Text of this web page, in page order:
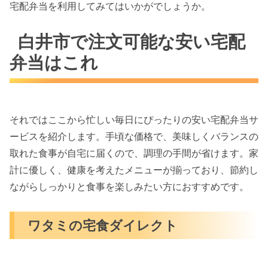
宅配弁当を利用してみてはいかがでしょうか。
白井市で注文可能な安い宅配
弁当はこれ
それではここから忙しい毎日にぴったりの安い宅配弁当サ
ービスを紹介します。手頃な価格で、美味しくバランスの
取れた食事が自宅に届くので、調理の手間が省けます。家
計に優しく、健康を考えたメニューが揃っており、節約し
ながらしっかりと食事を楽しみたい方におすすめです。
ワタミの宅食ダイレクト